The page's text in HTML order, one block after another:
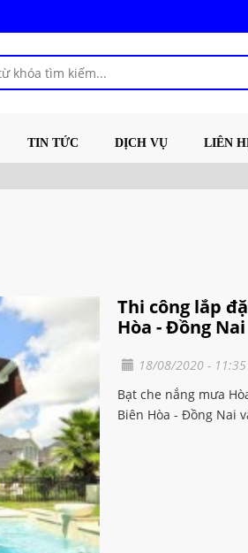
TIN TỨC DỊCH VỤ LIÊN
Thi công lắp
Hòa - Đồng Nai
18/08/2020 - 11:35
Bạt che nắng mưa
Biên Hòa - Đồng Nai